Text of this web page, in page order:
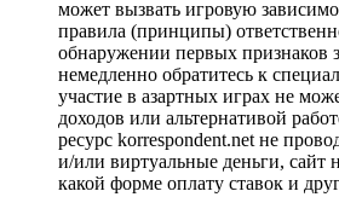
может вызвать игровую
правила (принципы)
обнаружении первых признаков
немедленно обратитесь к
участие в азартных играх не
доходов или альтернативой
ресурс korrespondent.net не
и/или виртуальные деньги, сайт
какой форме оплату ставок и